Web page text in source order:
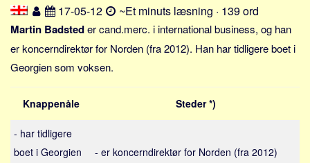
JLKM.dk
Lande
Tyrkiet
Spanien
Frankrig
Sverige
Norge
17-05-12 ~Et minuts læsning · 139 ord
Martin Badsteder cand.merc. i international business, og han
er koncerndirektør for Norden (fra 2012). Han har tidligere boet i
Georgien som voksen.
Knappenåle Steder *)
- har tidligere
boet i Georgien
- er koncerndirektør for Norden (fra 2012)